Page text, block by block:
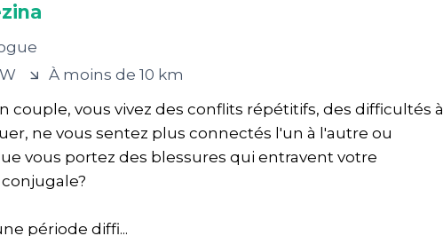
À moins de 10 km
couple, vous vivez des conflits répétitifs, des difficultés à
ne vous sentez plus connectés l'un à l'autre ou
vous portez des blessures qui entravent votre
période diffi...